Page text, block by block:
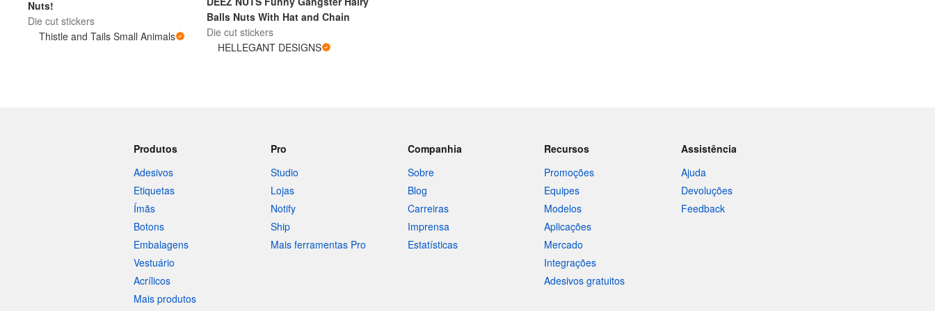
Mais produtos
Nuts!
Die cut stickers
Thistle and Tails Small Animals
Balls Nuts With Hat and Chain
Die cut stickers
HELLEGANT DESIGNS
Produtos
Adesivos
Etiquetas
Ímãs
Botons
Embalagens
Vestuário
Acrílicos
Mais produtos
Pro
Studio
Lojas
Notify
Ship
Mais ferramentas Pro
Companhia
Sobre
Blog
Carreiras
Imprensa
Estatísticas
Recursos
Promoções
Equipes
Modelos
Aplicações
Mercado
Integrações
Adesivos gratuitos
Assistência
Ajuda
Devoluções
Feedback